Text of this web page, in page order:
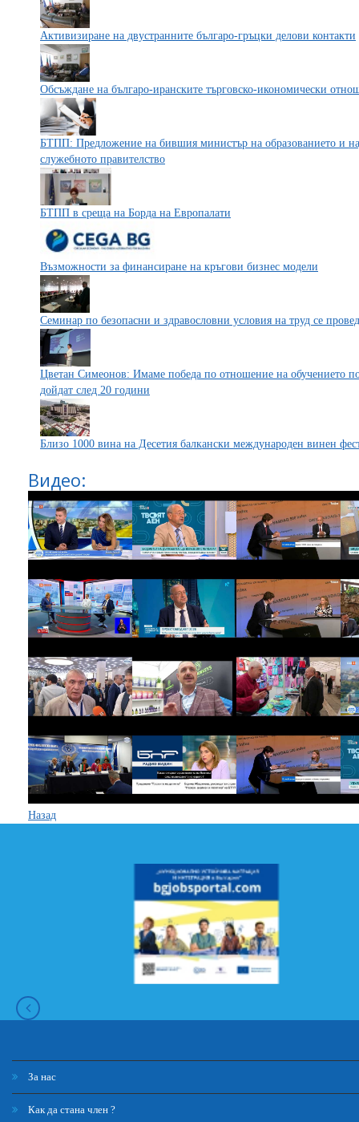
Aктивизиране на двустранните българо-гръцки делови контакти
Обсъждане на българо-иранските търговско-икономически
БТПП: Предложение на бившия министър на образованието и
служебното правителство
БТПП в среща на Борда на Европалати
Възможности за финансиране на кръгови бизнес модели
Семинар по безопасни и здравословни условия на труд се
Цветан Симеонов: Имаме победа по отношение на обучението
дойдат след 20 години
Близо 1000 вина на Десетия балкански международен винен
Видео:
Назад
За нас
Как да стана член ?